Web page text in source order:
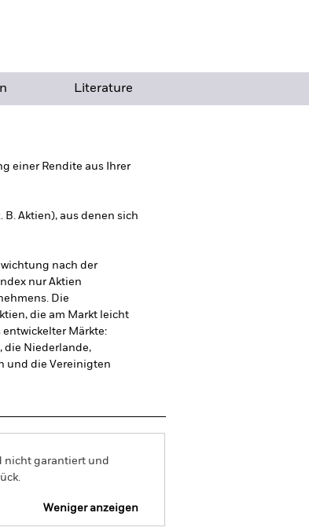
Literature
einer Rendite aus Ihrer
Aktien), aus denen sich
nach der
nur Aktien
Die
die am Markt leicht
Märkte:
die Niederlande,
und die Vereinigten
nicht garantiert und
Weniger anzeigen